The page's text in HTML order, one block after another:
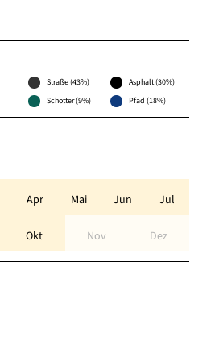
Straße (43%)
Asphalt (30%)
Schotter (9%)
Pfad (18%)
Apr Mai Jun Jul
Okt Nov Dez